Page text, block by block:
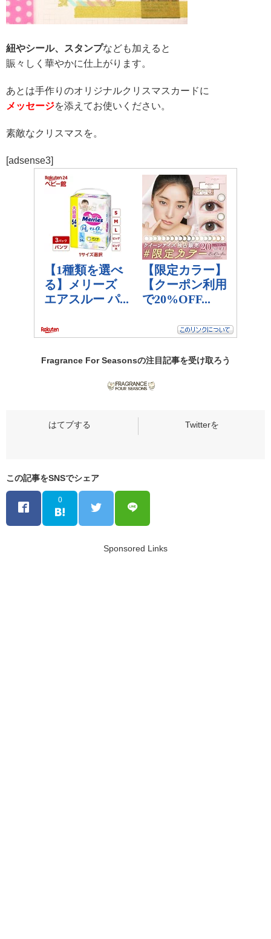
紐やシール、スタンプなども加えると
賑々しく華やかに仕上がります。
あとは手作りのオリジナルクリスマスカードに
メッセージを添えてお使いください。
素敵なクリスマスを。
[adsense3]
Fragrance For Seasonsの注目記事を受け取ろう
この記事をSNSでシェア
0
Sponsored Links